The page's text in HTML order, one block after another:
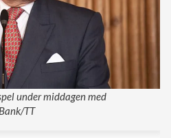
under middagen med
TT